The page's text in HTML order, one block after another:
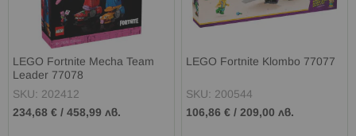
LEGO Fortnite Mecha Team
Leader 77078
SKU: 202412
234,68 € / 458,99 лв.
LEGO Fortnite Klombo 77077
SKU: 200544
106,86 € /209,00 лв.